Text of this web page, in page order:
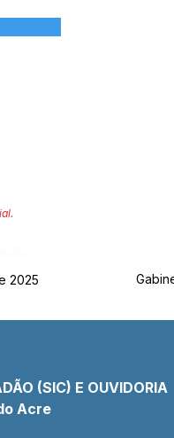
2025
(SIC) E OUVIDORIA
Acre